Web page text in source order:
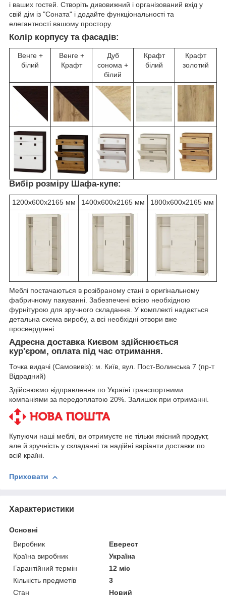
і ваших гостей. Створіть дивовижний і організований вхід у
свій дім із "Соната" і додайте функціональності та
елегантності вашому простору.
Колір корпусу та фасадів:
Венге +
білий
Венге +
Крафт
Дуб
сонома +
білий
Крафт
білий
Крафт
золотий
Вибір розміру Шафа-купе:
1200х600х2165 мм 1400х600х2165 мм 1800х600х2165 мм
Меблі постачаються в розібраному стані в оригінальному
фабричному пакуванні. Забезпечені всією необхідною
фурнітурою для зручного складання. У комплекті надається
детальна схема виробу, а всі необхідні отвори вже
просвердлені
Адресна доставка Києвом здійснюється
кур'єром, оплата під час отримання.
Точка видачі (Самовивіз): м. Київ, вул. Пост-Волинська 7 (пр-т
Відрадний)
Здійснюємо відправлення по Україні транспортними
компаніями за передоплатою 20%. Залишок при отриманні.
Купуючи наші меблі, ви отримуєте не тільки якісний продукт,
але й зручність у складанні та надійні варіанти доставки по
всій країні.
Приховати
Характеристики
Основні
Виробник
Еверест
Країна виробник
Україна
Гарантійний термін
12 міс
Кількість предметів
3
Стан
Новий